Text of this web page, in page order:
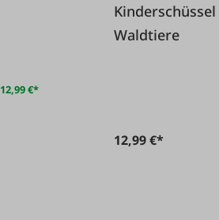
12,99 €*
Kinderschüssel
Waldtiere
12,99 €*